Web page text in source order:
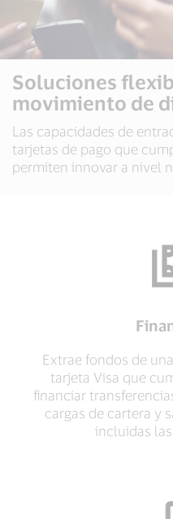
Soluciones
movimiento de
Las capacidades de
tarjetas de pago que
permiten innovar a nivel
Extrae fondos de
tarjeta Visa que
financiar
cargas de cartera y
incluidas las